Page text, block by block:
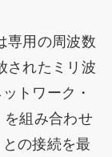
専用の周波数
されたミリ波
トワーク・
を組み合わせ
の接続を最